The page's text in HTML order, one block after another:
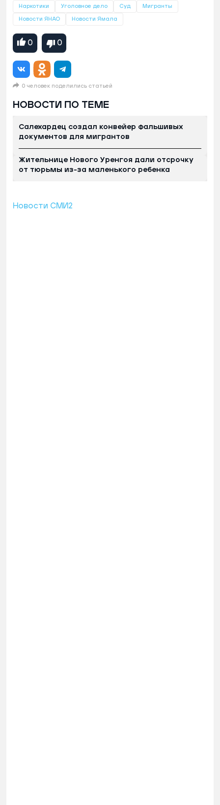
Наркотики Уголовное дело Суд Мигранты
Новости ЯНАО Новости Ямала
0 0
0 человек поделились статьей
НОВОСТИ ПО ТЕМЕ
Салехардец создал конвейер фальшивых
документов для мигрантов
Жительнице Нового Уренгоя дали отсрочку
от тюрьмы из-за маленького ребенка
Новости СМИ2